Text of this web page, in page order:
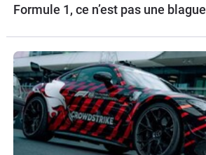
Formule 1, ce n’est pas une blague